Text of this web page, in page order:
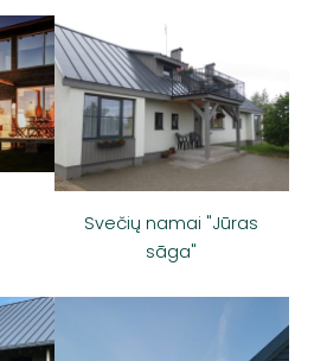
Svečių namai "Jūras
sāga"